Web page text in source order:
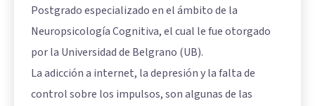
Postgrado especializado en el ámbito de la
Neuropsicología Cognitiva, el cual le fue otorgado
por la Universidad de Belgrano (UB).
La adicción a internet, la depresión y la falta de
control sobre los impulsos, son algunas de las